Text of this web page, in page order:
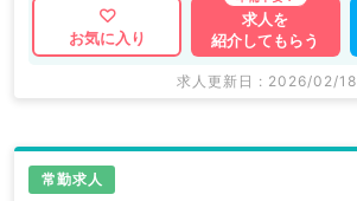
お気に入り
求人を
紹介してもらう
求人更新日 : 2026/02/18
常勤求人